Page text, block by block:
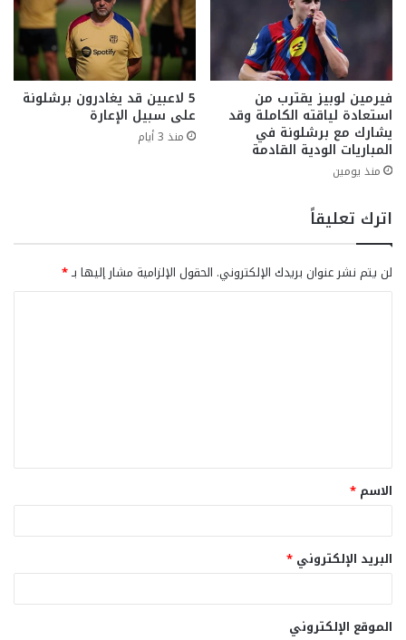
فيرمين لوبيز يقترب من
استعادة لياقته الكاملة وقد
يشارك مع برشلونة في
المباريات الودية القادمة
منذ يومين
5 لاعبين قد يغادرون برشلونة
على سبيل الإعارة
منذ 3 أيام
اترك تعليقاً
لن يتم نشر عنوان بريدك الإلكتروني. الحقول الإلزامية مشار إليها بـ*
ق
*
الاسم *
البريد الإلكتروني *
الموقع الإلكتروني